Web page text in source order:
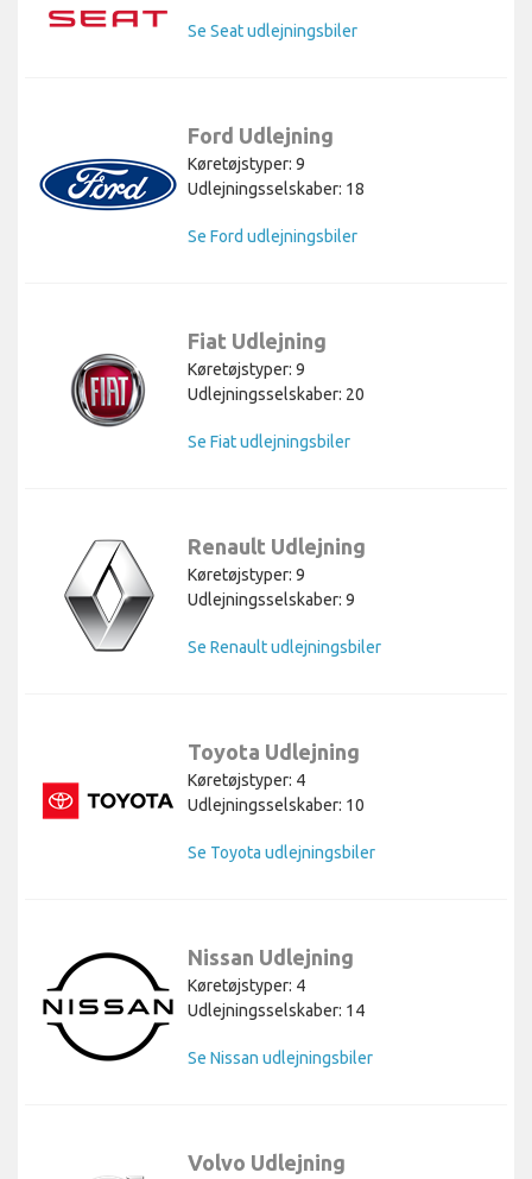
Se Seat udlejningsbiler
Ford Udlejning
Køretøjstyper: 9
Udlejningsselskaber: 18
Se Ford udlejningsbiler
Fiat Udlejning
Køretøjstyper: 9
Udlejningsselskaber: 20
Se Fiat udlejningsbiler
Renault Udlejning
Køretøjstyper: 9
Udlejningsselskaber: 9
Se Renault udlejningsbiler
Toyota Udlejning
Køretøjstyper: 4
Udlejningsselskaber: 10
Se Toyota udlejningsbiler
Nissan Udlejning
Køretøjstyper: 4
Udlejningsselskaber: 14
Se Nissan udlejningsbiler
Volvo Udlejning